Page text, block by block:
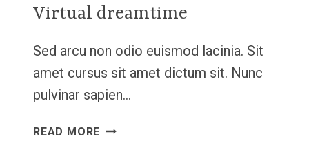
Virtual dreamtime
Sed arcu non odio euismod lacinia. Sit
amet cursus sit amet dictum sit. Nunc
pulvinar sapien…
READ MORE VIRTUAL